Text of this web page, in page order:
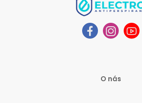
O nás